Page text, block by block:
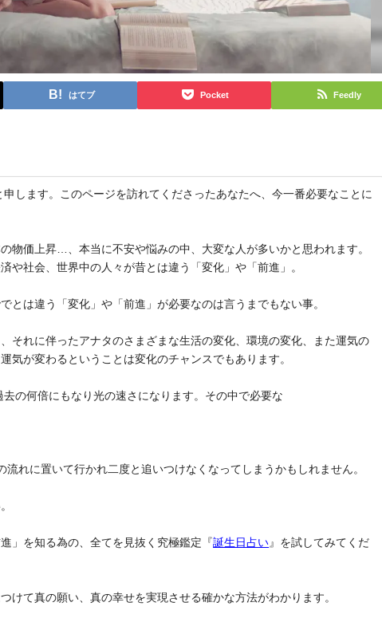
はてブ Pocket Feedly
します。このページを訪れてくださったあなたへ、今一番必要なことに
物価上昇…、本当に不安や悩みの中、大変な人が多いかと思われます。
や社会、世界中の人々が昔とは違う「変化」や「前進」。
とは違う「変化」や「前進」が必要なのは言うまでもない事。
それに伴ったアナタのさまざまな生活の変化、環境の変化、また運気の
気が変わるということは変化のチャンスでもあります。
の何倍にもなり光の速さになります。その中で必要な
流れに置いて行かれ二度と追いつけなくなってしまうかもしれません。
」を知る為の、全てを見抜く究極鑑定『誕生日占い 』を試してみてくだ
けて真の願い、真の幸せを実現させる確かな方法がわかります。